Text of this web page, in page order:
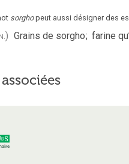
sorgho peut aussi désigner des
Grains de sorgho; farine